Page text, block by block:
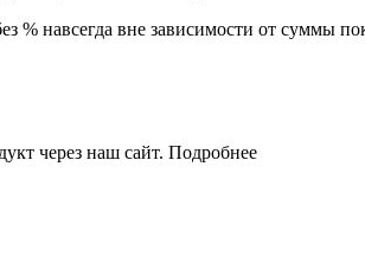
% навсегда вне зависимости от суммы
через наш сайт. Подробнее